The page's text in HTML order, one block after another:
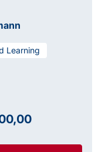
Learning